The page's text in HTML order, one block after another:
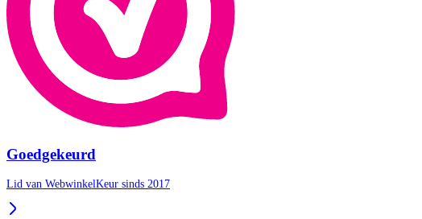
Goedgekeurd
Lid van WebwinkelKeur sinds 2017